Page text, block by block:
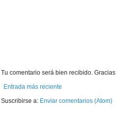
Tu comentario será bien recibido. Gracias
Entrada más reciente
Suscribirse a: Enviar comentarios (Atom)